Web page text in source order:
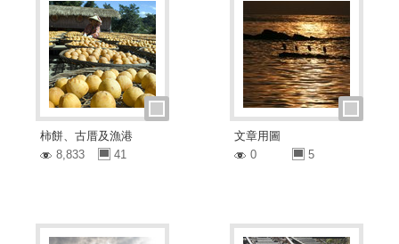
柿餅、古厝及漁港
8,833
41
文章用圖
0
5